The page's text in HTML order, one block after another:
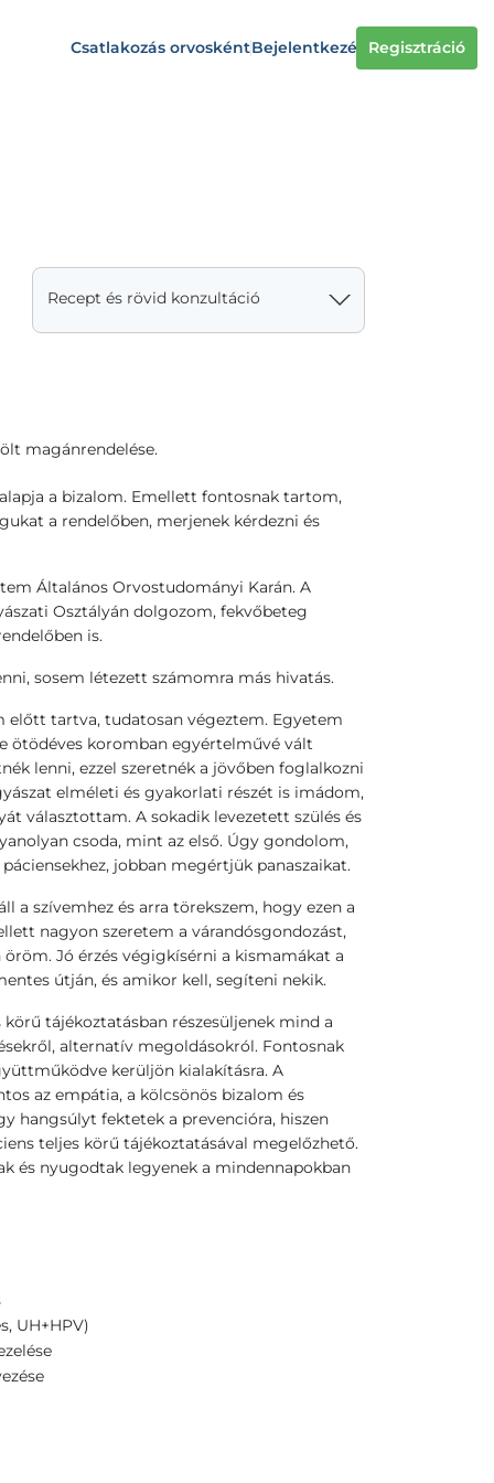
Csatlakozás orvoskéntBejelentkezés Regisztráció
Recept és rövid konzultáció
magánrendelése.
a bizalom. Emellett fontosnak tartom,
a rendelőben, merjenek kérdezni és
Általános Orvostudományi Karán. A
Osztályán dolgozom, fekvőbeteg
is.
sosem létezett számomra más hivatás.
tartva, tudatosan végeztem. Egyetem
ötödéves koromban egyértelművé vált
lenni, ezzel szeretnék a jövőben foglalkozni
elméleti és gyakorlati részét is imádom,
választottam. A sokadik levezetett szülés és
csoda, mint az első. Úgy gondolom,
jobban megértjük panaszaikat.
a szívemhez és arra törekszem, hogy ezen a
nagyon szeretem a várandósgondozást,
Jó érzés végigkísérni a kismamákat a
útján, és amikor kell, segíteni nekik.
tájékoztatásban részesüljenek mind a
alternatív megoldásokról. Fontosnak
kerüljön kialakításra. A
az empátia, a kölcsönös bizalom és
hangsúlyt fektetek a prevencióra, hiszen
teljes körű tájékoztatásával megelőzhető.
és nyugodtak legyenek a mindennapokban
UH+HPV)